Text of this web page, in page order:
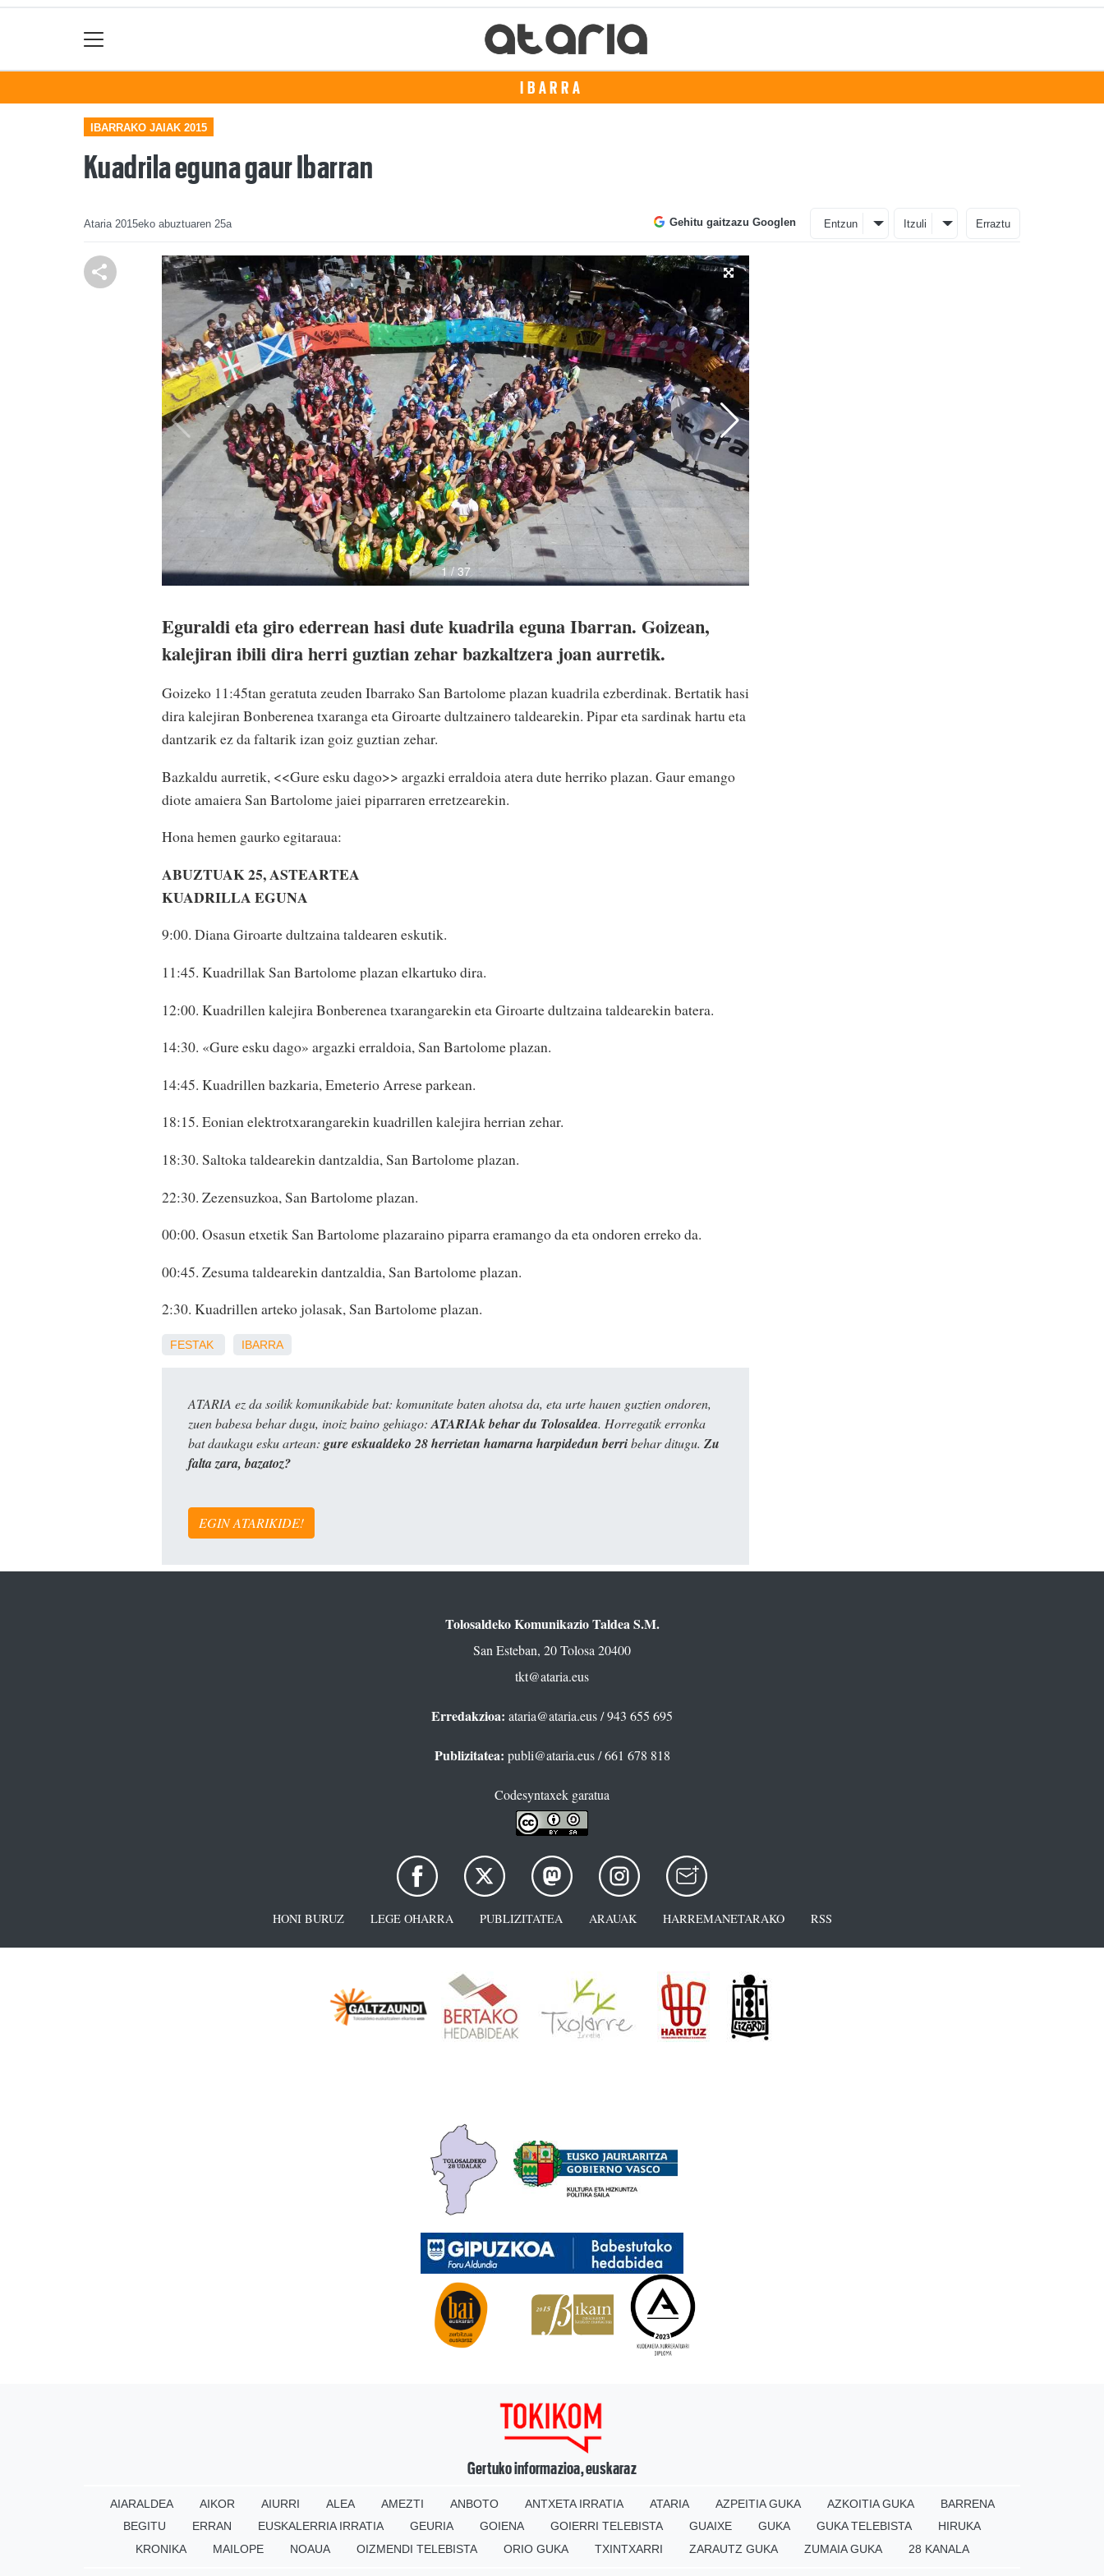
IBARRA
IBARRAKO JAIAK 2015
Kuadrila eguna gaur Ibarran
Ataria 2015eko abuztuaren 25a Gehitu gaitzazu Googlen Entzun Itzuli Erraztu
Eguraldi eta giro ederrean hasi dute kuadrila eguna Ibarran. Goizean,
kalejiran ibili dira herri guztian zehar bazkaltzera joan aurretik.
Goizeko 11:45tan geratuta zeuden Ibarrako San Bartolome plazan kuadrila ezberdinak. Bertatik hasi
dira kalejiran Bonberenea txaranga eta Giroarte dultzainero taldearekin. Pipar eta sardinak hartu eta
dantzarik ez da faltarik izan goiz guztian zehar.
Bazkaldu aurretik, <<Gure esku dago>> argazki erraldoia atera dute herriko plazan. Gaur emango
diote amaiera San Bartolome jaiei piparraren erretzearekin.
Hona hemen gaurko egitaraua:
ABUZTUAK 25, ASTEARTEA
KUADRILLA EGUNA
9:00. Diana Giroarte dultzaina taldearen eskutik.
11:45. Kuadrillak San Bartolome plazan elkartuko dira.
12:00. Kuadrillen kalejira Bonberenea txarangarekin eta Giroarte dultzaina taldearekin batera.
14:30. «Gure esku dago» argazki erraldoia, San Bartolome plazan.
14:45. Kuadrillen bazkaria, Emeterio Arrese parkean.
18:15. Eonian elektrotxarangarekin kuadrillen kalejira herrian zehar.
18:30. Saltoka taldearekin dantzaldia, San Bartolome plazan.
22:30. Zezensuzkoa, San Bartolome plazan.
00:00. Osasun etxetik San Bartolome plazaraino piparra eramango da eta ondoren erreko da.
00:45. Zesuma taldearekin dantzaldia, San Bartolome plazan.
2:30. Kuadrillen arteko jolasak, San Bartolome plazan.
FESTAK IBARRA
ATARIA ez da soilik komunikabide bat: komunitate baten ahotsa da, eta urte hauen guztien ondoren,
zuen babesa behar dugu, inoiz baino gehiago: ATARIAk behar du Tolosaldea. Horregatik erronka
bat daukagu esku artean: gure eskualdeko 28 herrietan hamarna harpidedun berribehar ditugu. Zu
falta zara, bazatoz?
EGIN ATARIKIDE!
Tolosaldeko Komunikazio Taldea S.M.
San Esteban, 20 Tolosa 20400
tkt@ataria.eus
Erredakzioa: ataria@ataria.eus/ 943 655 695
Publizitatea: publi@ataria.eus/ 661 678 818
Codesyntaxek garatua
HONI BURUZ LEGE OHARRA PUBLIZITATEA ARAUAK HARREMANETARAKO RSS
Gertuko informazioa, euskaraz
AIARALDEA AIKOR AIURRI ALEA AMEZTI ANBOTO ANTXETA IRRATIA ATARIA AZPEITIA GUKA AZKOITIA GUKA
BARRENA
BEGITU
ERRAN EUSKALERRIA IRRATIA GEURIA GOIENA GOIERRI TELEBISTA GUAIXE GUKA GUKA TELEBISTA
HIRUKA
KRONIKA
MAILOPE NOAUA OIZMENDI TELEBISTA ORIO GUKA TXINTXARRI ZARAUTZ GUKA ZUMAIA GUKA 28 KANALA